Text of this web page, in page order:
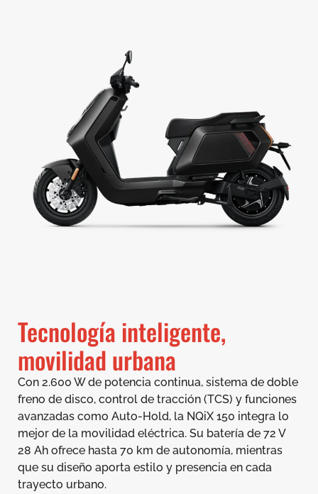
Tecnología inteligente,
movilidad urbana
Con 2.600 W de potencia continua, sistema de doble
freno de disco, control de tracción (TCS) y funciones
avanzadas como Auto-Hold, la NQiX 150 integra lo
mejor de la movilidad eléctrica. Su batería de 72 V
28 Ah ofrece hasta 70 km de autonomía, mientras
que su diseño aporta estilo y presencia en cada
trayecto urbano.